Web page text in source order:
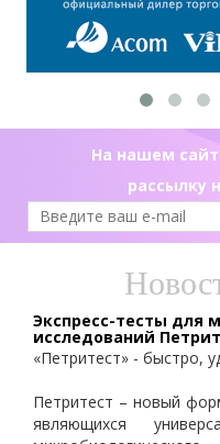
На нашем
рассылку
Экспресс-тесты для
исследований
«Петритест» - быстро,
Петритест – новый
являющихся